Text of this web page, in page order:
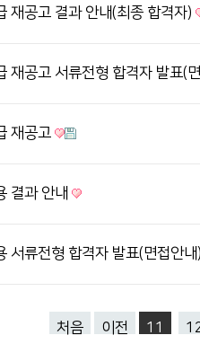
재공고 결과 안내(최종 합격자)
재공고 서류전형 합격자 발표(
재공고
결과 안내
서류전형 합격자 발표(면접안내)
처음 이전 11